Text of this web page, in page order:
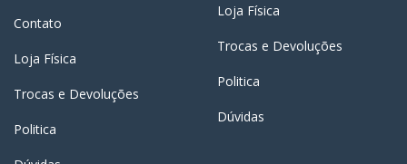
Contato
Loja Física
Trocas e Devoluções
Politica
Loja Física
Trocas e Devoluções
Politica
Dúvidas